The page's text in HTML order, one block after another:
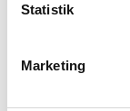
Statistik
Marketing